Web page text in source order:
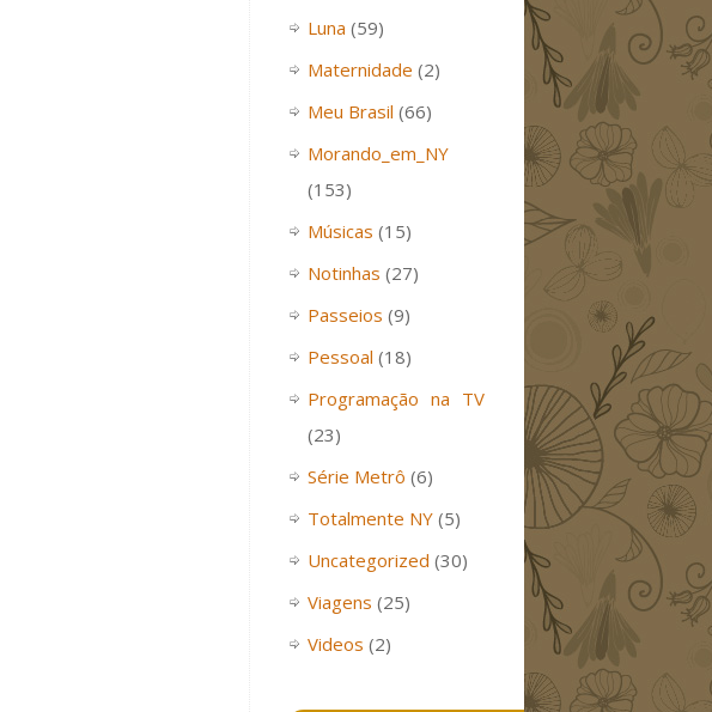
Luna (59)
Maternidade (2)
Meu Brasil (66)
Morando_em_NY
(153)
Músicas (15)
Notinhas (27)
Passeios (9)
Pessoal (18)
Programação na TV
(23)
Série Metrô (6)
Totalmente NY (5)
Uncategorized (30)
Viagens (25)
Videos (2)